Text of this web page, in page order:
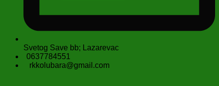
Svetog Save bb; Lazarevac
0637784551
rkkolubara@gmail.com